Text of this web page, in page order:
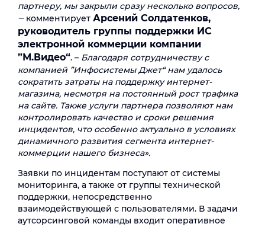
партнеру, мы закрыли сразу несколько вопросов,
‒ комментирует Арсений Солдатенков,
руководитель группы поддержки ИС
электронной коммерции компании
”М.Видео“. – Благодаря сотрудничеству с
компанией ”Инфосистемы Джет“ нам удалось
сократить затраты на поддержку интернет-
магазина, несмотря на постоянный рост трафика
на сайте. Также услуги партнера позволяют нам
контролировать качество и сроки решения
инцидентов, что особенно актуально в условиях
динамичного развития сегмента интернет-
коммерции нашего бизнеса».
Заявки по инцидентам поступают от системы
мониторинга, а также от группы технической
поддержки, непосредственно
взаимодействующей с пользователями. В задачи
аутсорсинговой команды входит оперативное